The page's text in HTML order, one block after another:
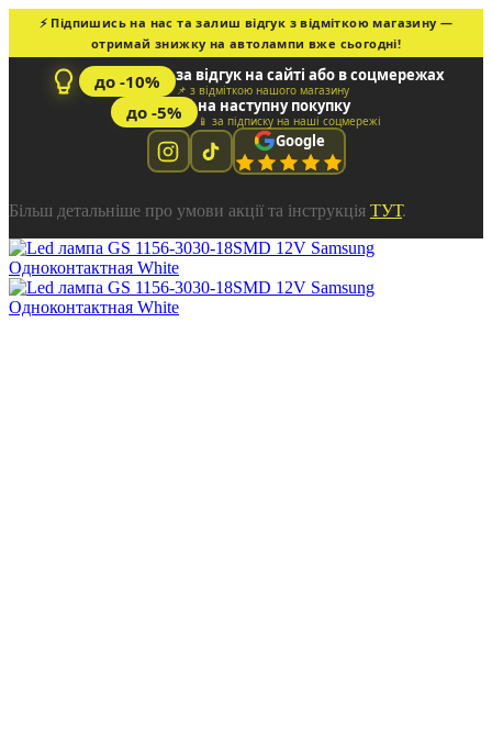
⚡ Підпишись на нас та залиш відгук з відміткою магазину —
отримай знижку на автолампи вже сьогодні!
до -10% за відгук на сайті або в соцмережах
📌 з відміткою нашого магазину
до -5% на наступну покупку
📱 за підписку на наші соцмережі
Google
Більш детальніше про умови акції та інструкція ТУТ.